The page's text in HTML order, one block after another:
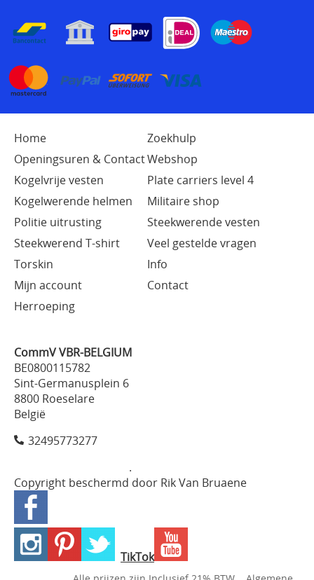
Home
Zoekhulp
Openingsuren & ContactWebshop
Kogelvrije vesten
Plate carriers level 4
Kogelwerende helmen
Militaire shop
Politie uitrusting
Steekwerende vesten
Steekwerend T-shirt
Veel gestelde vragen
Torskin
Info
Mijn account
Contact
Herroeping
CommV VBR-BELGIUM
BE0800115782
Sint-Germanusplein 6
8800 Roeselare
België
32495773277
.
Copyright beschermd door Rik Van Bruaene
TikTok